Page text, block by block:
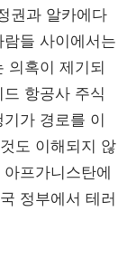
권과 알카에다
들 사이에서는
의혹이 제기되
항공사 주식
가 경로를 이
도 이해되지 않
프가니스탄에
정부에서 테러